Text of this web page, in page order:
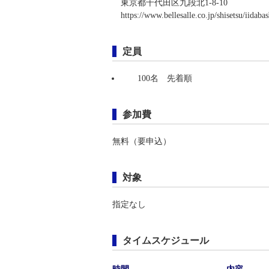
東京都千代田区九段北1-8-10
https://www.bellesalle.co.jp/shisetsu/
定員
100名 先着順
参加費
無料（要申込）
対象
指定なし
タイムスケジュール